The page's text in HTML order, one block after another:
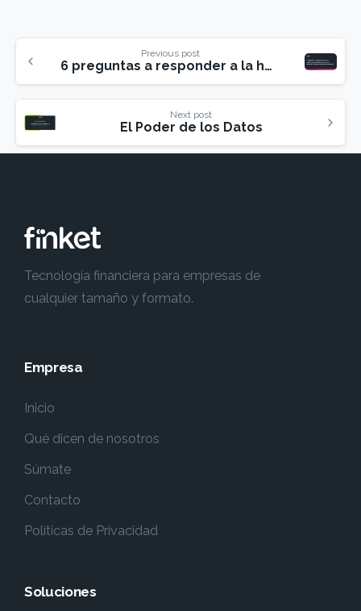
Previous post
6 preguntas a responder a la hora de seleccionar proveedor para incorporar préstamos personales digitales a tu comercio
Next post
El Poder de los Datos
Tecnología financiera para empresas de
cualquier tamaño y formato.
Empresa
Inicio
Qué dicen de nosotros
Súmate
Contacto
Políticas de Privacidad
Soluciones